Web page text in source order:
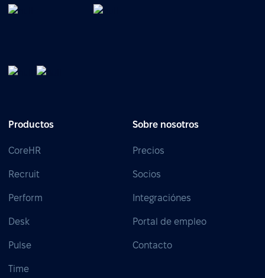
Productos
CoreHR
Recruit
Perform
Desk
Pulse
Time
Sobre nosotros
Precios
Socios
Integraciónes
Portal de empleo
Contacto